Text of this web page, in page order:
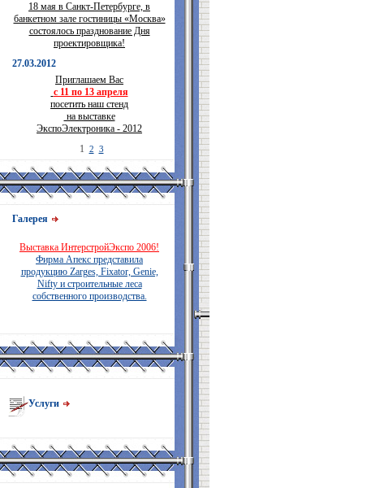
18 мая в Санкт-Петербурге, в
банкетном зале гостиницы «Москва»
состоялось празднование Дня
проектировщика!
27.03.2012
Приглашаем Вас
с 11 по 13 апреля
посетить наш стенд
на выставке
ЭкспоЭлектроника - 2012
1 2 3
Галерея
Выставка ИнтерстройЭкспо 2006!
Фирма Апекс представила
продукцию Zarges, Fixator, Genie,
Nifty и строительные леса
собственного производства.
Услуги